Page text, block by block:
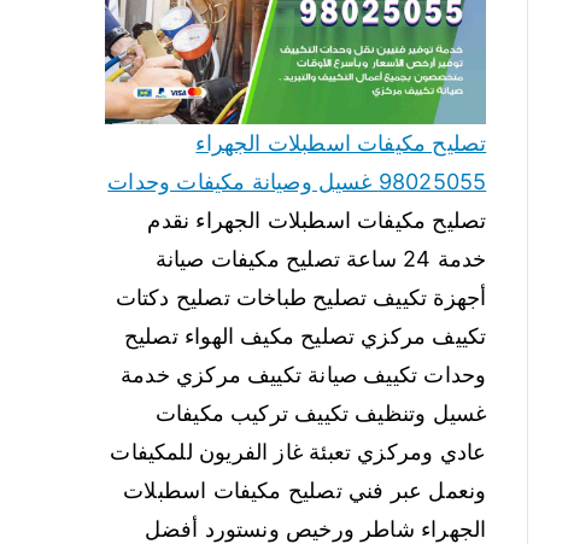
تصليح مكيفات اسطبلات الجهراء
98025055 غسيل وصيانة مكيفات وحدات
تصليح مكيفات اسطبلات الجهراء نقدم
خدمة 24 ساعة تصليح مكيفات صيانة
أجهزة تكييف تصليح طباخات تصليح دكتات
تكييف مركزي تصليح مكيف الهواء تصليح
وحدات تكييف صيانة تكييف مركزي خدمة
غسيل وتنظيف تكييف تركيب مكيفات
عادي ومركزي تعبئة غاز الفريون للمكيفات
ونعمل عبر فني تصليح مكيفات اسطبلات
الجهراء شاطر ورخيص ونستورد أفضل